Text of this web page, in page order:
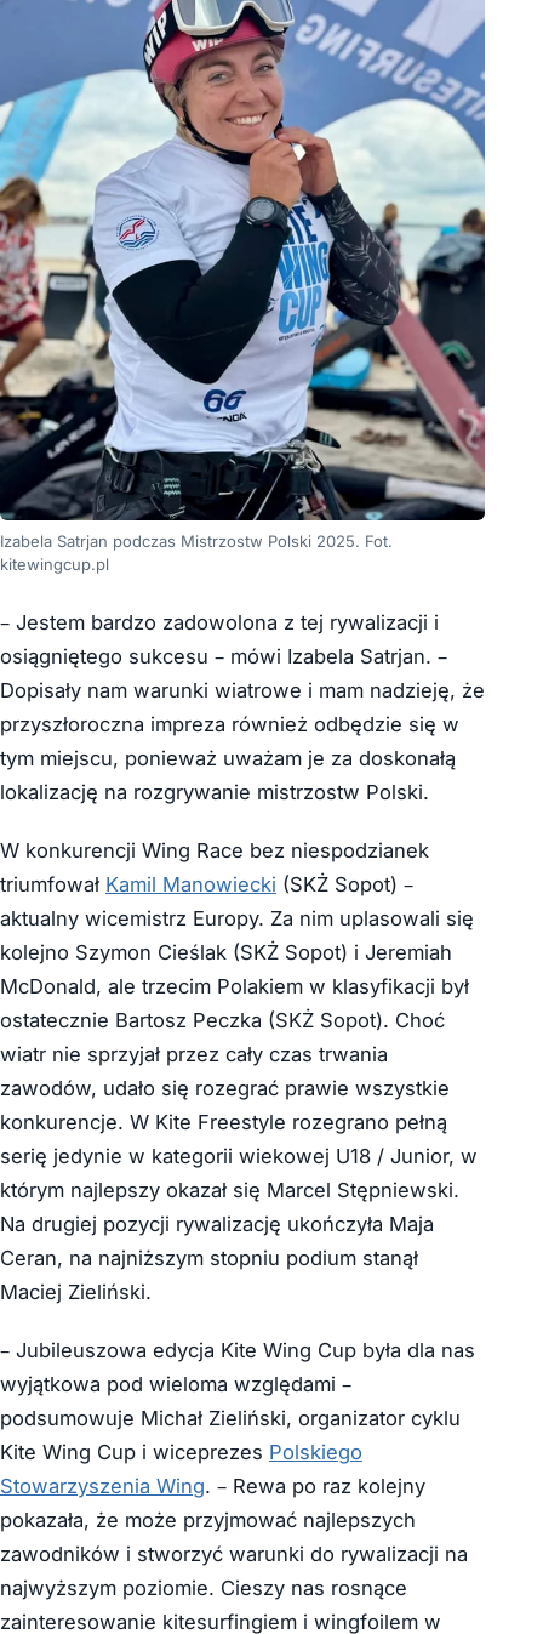
Izabela Satrjan podczas Mistrzostw Polski 2025. Fot.
kitewingcup.pl
– Jestem bardzo zadowolona z tej rywalizacji i
osiągniętego sukcesu – mówi Izabela Satrjan. –
Dopisały nam warunki wiatrowe i mam nadzieję, że
przyszłoroczna impreza również odbędzie się w
tym miejscu, ponieważ uważam je za doskonałą
lokalizację na rozgrywanie mistrzostw Polski.
W konkurencji Wing Race bez niespodzianek
triumfował Kamil Manowiecki (SKŻ Sopot) –
aktualny wicemistrz Europy. Za nim uplasowali się
kolejno Szymon Cieślak (SKŻ Sopot) i Jeremiah
McDonald, ale trzecim Polakiem w klasyfikacji był
ostatecznie Bartosz Peczka (SKŻ Sopot). Choć
wiatr nie sprzyjał przez cały czas trwania
zawodów, udało się rozegrać prawie wszystkie
konkurencje. W Kite Freestyle rozegrano pełną
serię jedynie w kategorii wiekowej U18 / Junior, w
którym najlepszy okazał się Marcel Stępniewski.
Na drugiej pozycji rywalizację ukończyła Maja
Ceran, na najniższym stopniu podium stanął
Maciej Zieliński.
– Jubileuszowa edycja Kite Wing Cup była dla nas
wyjątkowa pod wieloma względami –
podsumowuje Michał Zieliński, organizator cyklu
Kite Wing Cup i wiceprezes Polskiego
Stowarzyszenia Wing. – Rewa po raz kolejny
pokazała, że może przyjmować najlepszych
zawodników i stworzyć warunki do rywalizacji na
najwyższym poziomie. Cieszy nas rosnące
zainteresowanie kitesurfingiem i wingfoilem w